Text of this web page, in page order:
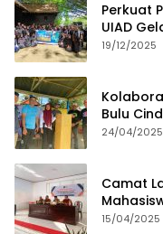
Perkuat
UIAD
19/12/2025
Bulu
24/04/2025
Camat
15/04/2025